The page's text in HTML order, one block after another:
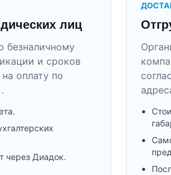
лиц
безналичному
и сроков
оплату по
через Диадок.